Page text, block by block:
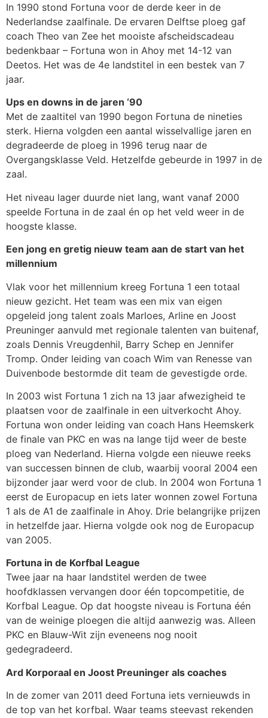
In 1990 stond Fortuna voor de derde keer in de
Nederlandse zaalfinale. De ervaren Delftse ploeg gaf
coach Theo van Zee het mooiste afscheidscadeau
bedenkbaar – Fortuna won in Ahoy met 14-12 van
Deetos. Het was de 4e landstitel in een bestek van 7
jaar.
Ups en downs in de jaren ‘90
Met de zaaltitel van 1990 begon Fortuna de nineties
sterk. Hierna volgden een aantal wisselvallige jaren en
degradeerde de ploeg in 1996 terug naar de
Overgangsklasse Veld. Hetzelfde gebeurde in 1997 in de
zaal.
Het niveau lager duurde niet lang, want vanaf 2000
speelde Fortuna in de zaal én op het veld weer in de
hoogste klasse.
Een jong en gretig nieuw team aan de start van het
millennium
Vlak voor het millennium kreeg Fortuna 1 een totaal
nieuw gezicht. Het team was een mix van eigen
opgeleid jong talent zoals Marloes, Arline en Joost
Preuninger aanvuld met regionale talenten van buitenaf,
zoals Dennis Vreugdenhil, Barry Schep en Jennifer
Tromp. Onder leiding van coach Wim van Renesse van
Duivenbode bestormde dit team de gevestigde orde.
In 2003 wist Fortuna 1 zich na 13 jaar afwezigheid te
plaatsen voor de zaalfinale in een uitverkocht Ahoy.
Fortuna won onder leiding van coach Hans Heemskerk
de finale van PKC en was na lange tijd weer de beste
ploeg van Nederland. Hierna volgde een nieuwe reeks
van successen binnen de club, waarbij vooral 2004 een
bijzonder jaar werd voor de club. In 2004 won Fortuna 1
eerst de Europacup en iets later wonnen zowel Fortuna
1 als de A1 de zaalfinale in Ahoy. Drie belangrijke prijzen
in hetzelfde jaar. Hierna volgde ook nog de Europacup
van 2005.
Fortuna in de Korfbal League
Twee jaar na haar landstitel werden de twee
hoofdklassen vervangen door één topcompetitie, de
Korfbal League. Op dat hoogste niveau is Fortuna één
van de weinige ploegen die altijd aanwezig was. Alleen
PKC en Blauw-Wit zijn eveneens nog nooit
gedegradeerd.
Ard Korporaal en Joost Preuninger als coaches
In de zomer van 2011 deed Fortuna iets vernieuwds in
de top van het korfbal. Waar teams steevast rekenden